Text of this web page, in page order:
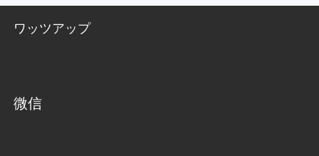
ワッツアップ
微信